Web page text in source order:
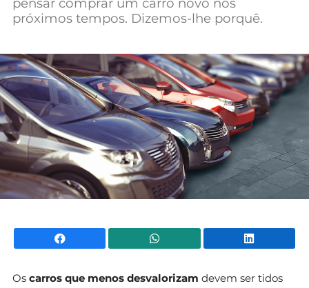
Mundial 2026
próximos tempos. Dizemos-lhe porquê.
Facebook WhatsApp
Os carros que menos desvalorizam devem ser tidos